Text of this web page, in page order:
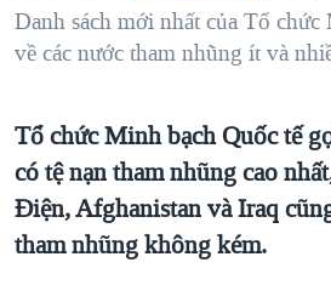
SỨC KHOẺ
GIÁO DỤC
TRỊNH VĨNH BÌNH - NGƯỜI HẠ
CHI PHÍ CHIẾN TRANH
CÁC GIÁ TRỊ CỘNG HÒA Ở VIỆT
THƯỢNG ĐỈNH TRUMP-KIM TẠI
Danh sách mới nhất của Tổ
về các nước tham nhũng ít và
Tổ chức Minh bạch Quốc tế
có tệ nạn tham nhũng cao
Điện, Afghanistan và Iraq
tham nhũng không kém.